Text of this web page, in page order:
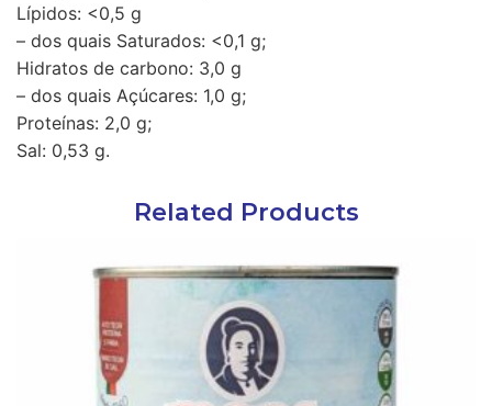
Lípidos: <0,5 g
– dos quais Saturados: <0,1 g;
Hidratos de carbono: 3,0 g
– dos quais Açúcares: 1,0 g;
Proteínas: 2,0 g;
Sal: 0,53 g.
Related Products